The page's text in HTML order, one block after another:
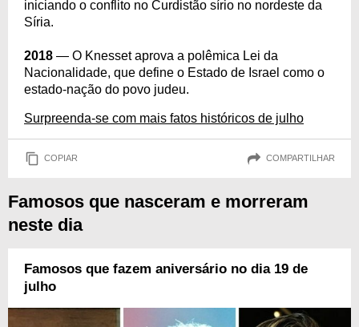
iniciando o conflito no Curdistão sírio no nordeste da
Síria.
2018 — O Knesset aprova a polêmica Lei da
Nacionalidade, que define o Estado de Israel como o
estado-nação do povo judeu.
Surpreenda-se com mais fatos históricos de julho
COPIAR COMPARTILHAR
Famosos que nasceram e morreram
neste dia
Famosos que fazem aniversário no dia 19 de
julho